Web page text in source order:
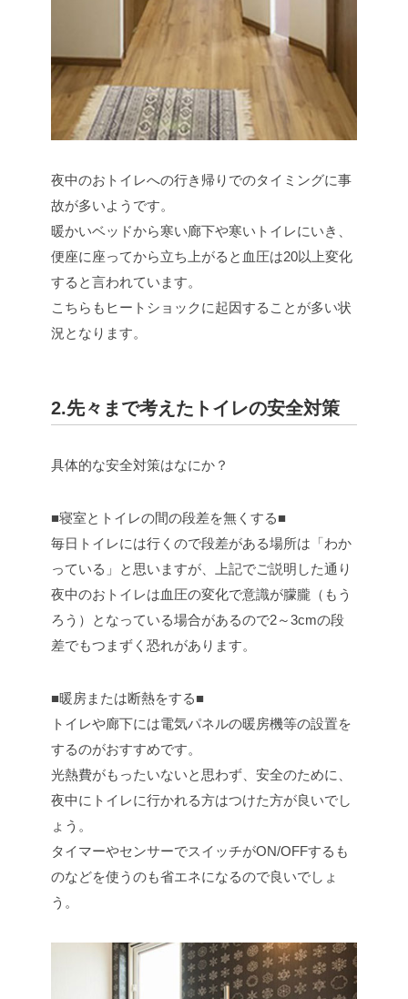
夜中のおトイレへの行き帰りでのタイミングに事
故が多いようです。
暖かいベッドから寒い廊下や寒いトイレにいき、
便座に座ってから立ち上がると血圧は20以上変化
すると言われています。
こちらもヒートショックに起因することが多い状
況となります。
2.先々まで考えたトイレの安全対策
具体的な安全対策はなにか？
■寝室とトイレの間の段差を無くする■
毎日トイレには行くので段差がある場所は「わか
っている」と思いますが、上記でご説明した通り
夜中のおトイレは血圧の変化で意識が朦朧（もう
ろう）となっている場合があるので2～3cmの段
差でもつまずく恐れがあります。
■暖房または断熱をする■
トイレや廊下には電気パネルの暖房機等の設置を
するのがおすすめです。
光熱費がもったいないと思わず、安全のために、
夜中にトイレに行かれる方はつけた方が良いでし
ょう。
タイマーやセンサーでスイッチがON/OFFするも
のなどを使うのも省エネになるので良いでしょ
う。